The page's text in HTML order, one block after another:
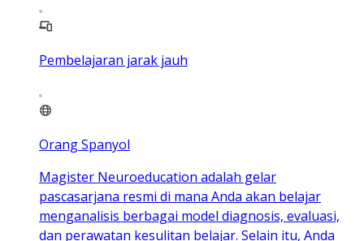
Pembelajaran jarak jauh
Orang Spanyol
Magister Neuroeducation adalah gelar
pascasarjana resmi di mana Anda akan belajar
menganalisis berbagai model diagnosis, evaluasi,
dan perawatan kesulitan belajar. Selain itu, Anda